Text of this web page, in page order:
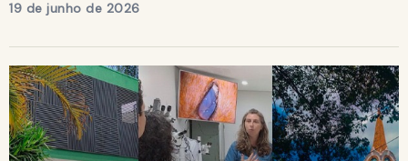
19 de junho de 2026